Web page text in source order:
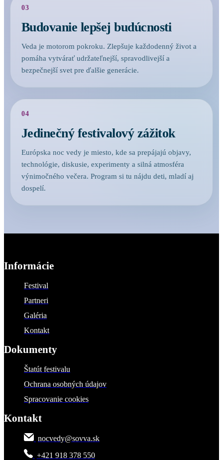
03
Budovanie lepšej budúcnosti
Veda je motorom pokroku. Zlepšuje každodenný život a
pomáha vytvárať udržateľnejší, spravodlivejší a
bezpečnejší svet pre ďalšie generácie.
04
Jedinečný festivalový zážitok
Európska noc vedy je miesto, kde sa prepájajú objavy,
technológie, diskusie, experimenty a silná atmosféra
výnimočného večera. Program si tu nájdu deti, mladí aj
dospelí.
Informácie
Festival
Partneri
Galéria
Kontakt
Dokumenty
Štatút festivalu
Ochrana osobných údajov
Spracovanie cookies
Kontakt
nocvedy@sovva.sk
+421 918 378 550